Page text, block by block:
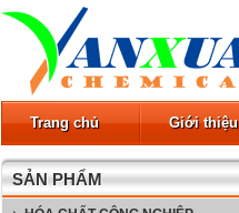
Trang chủ Giới thiệu
SẢN PHẨM